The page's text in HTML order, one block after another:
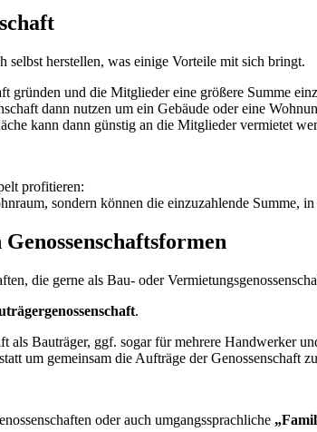
selbst herstellen, was einige Vorteile mit sich bringt.
gründen und die Mitglieder eine größere Summe
dann nutzen um ein Gebäude oder eine
kann dann günstig an die Mitglieder vermietet
profitieren:
sondern können die einzuzahlende Summe,
die gerne als Bau- oder
.
als Bauträger, ggf. sogar für mehrere Handwerker
um gemeinsam die Aufträge der Genossenschaft
oder auch umgangssprachliche